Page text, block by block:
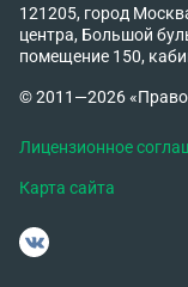
121205, город
центра, Большой
помещение 150,
© 2011—2026
Лицензионное
Карта сайта